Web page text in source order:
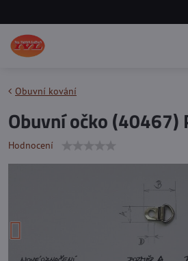
Obuvní kování
Obuvní očko (40467)
Hodnocení